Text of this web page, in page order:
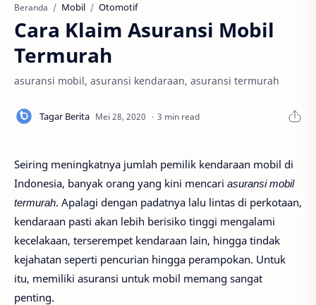
Beranda Mobil Otomotif
Cara Klaim Asuransi Mobil
Termurah
asuransi mobil, asuransi kendaraan, asuransi termurah
3 min read
Seiring meningkatnya jumlah pemilik kendaraan mobil di
Indonesia, banyak orang yang kini mencari asuransi mobil
termurah. Apalagi dengan padatnya lalu lintas di perkotaan,
kendaraan pasti akan lebih berisiko tinggi mengalami
kecelakaan, terserempet kendaraan lain, hingga tindak
kejahatan seperti pencurian hingga perampokan. Untuk
itu, memiliki asuransi untuk mobil memang sangat
penting.